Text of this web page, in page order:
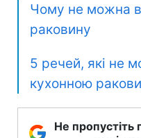
Чому не можна
раковину
5 речей, які не
кухонною
Не пропустіть